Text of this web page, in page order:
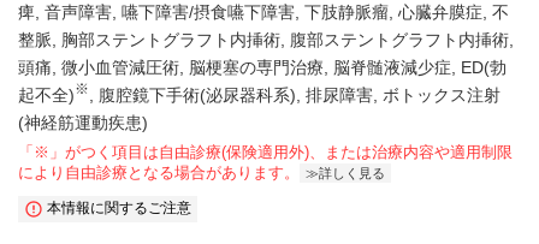
痺 音声障害 嚥下障害/摂食嚥下障害 下肢静脈瘤 心臓弁膜症 不
整脈
胸部ステントグラフト内挿術 腹部ステントグラフト内挿術
頭痛 微小血管減圧術 脳梗塞の専門治療 脳脊髄液減少症
ED(勃
起不全)※ 腹腔鏡下手術(泌尿器科系) 排尿障害 ボトックス注射
(神経筋運動疾患)
「※」がつく項目は自由診療(保険適用外)、または治療内容や適用制限
により自由診療となる場合があります。
詳しく見る
本情報に関するご注意